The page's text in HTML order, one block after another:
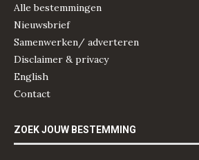
Alle bestemmingen
Nieuwsbrief
Samenwerken/ adverteren
Disclaimer & privacy
English
Contact
ZOEK JOUW BESTEMMING